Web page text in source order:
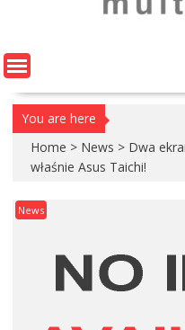
You are here
Home > News > Dwa
właśnie Asus Taichi!
News